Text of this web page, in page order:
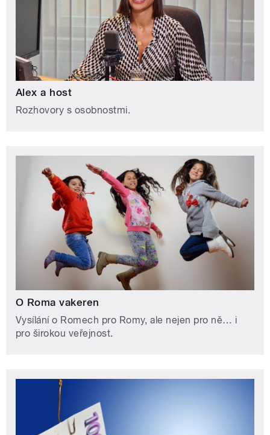
Alex a host
Rozhovory s osobnostmi.
O Roma vakeren
Vysílání o Romech pro Romy, ale nejen pro ně… i
pro širokou veřejnost.